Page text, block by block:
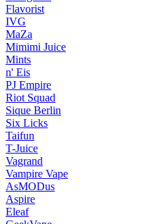
Flavorist
IVG
MaZa
Mimimi Juice
Mints
n' Eis
PJ Empire
Riot Squad
Sique Berlin
Six Licks
Taifun
T-Juice
Vagrand
Vampire Vape
AsMODus
Aspire
Eleaf